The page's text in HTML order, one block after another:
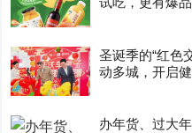
圣诞季的“红色
动多城，开启
办年货、过大